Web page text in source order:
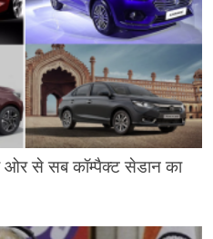
ओर से सब कॉम्पैक्ट सेडान का